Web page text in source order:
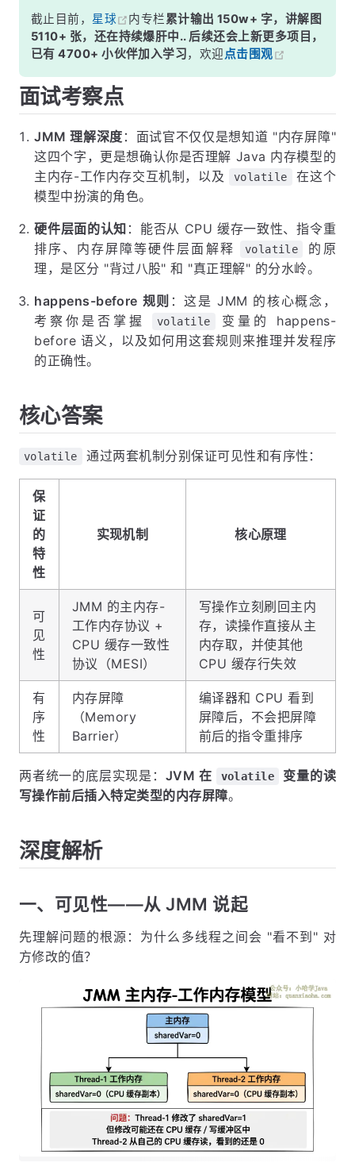
截止目前， 星球 内专栏累计输出 150w+ 字，讲解图
5110+ 张，还在持续爆肝中.. 后续还会上新更多项目，
已有 4700+ 小伙伴加入学习，欢迎点击围观
面试考察点
JMM 理解深度 ：面试官不仅仅是想知道 "内存屏障"
这四个字，更是想确认你是否理解 Java 内存模型的
主内存-工作内存交互机制，以及
volatile
在这个
模型中扮演的角色。
硬件层面的认知 ：能否从 CPU 缓存一致性、指令重
排序、内存屏障等硬件层面解释
volatile
的原
理，是区分 "背过八股" 和 "真正理解" 的分水岭。
happens-before 规则 ：这是 JMM 的核心概念，
考察你是否掌握
volatile
变量的 happens-
before 语义，以及如何用这套规则来推理并发程序
的正确性。
核心答案
volatile 通过两套机制分别保证可见性和有序性：
保
证
的
特
性
实现机制 核心原理
可
见
性
JMM 的主内存-
工作内存协议 +
CPU 缓存一致性
协议（MESI）
写操作立刻刷回主内
存，读操作直接从主
内存取，并使其他
CPU 缓存行失效
有
序
性
内存屏障
（Memory
Barrier）
编译器和 CPU 看到
屏障后，不会把屏障
前后的指令重排序
两者统一的底层实现是： JVM 在 volatile
变量的读
写操作前后插入特定类型的内存屏障。
深度解析
一、可见性——从 JMM 说起
先理解问题的根源：为什么多线程之间会 "看不到" 对
方修改的值？